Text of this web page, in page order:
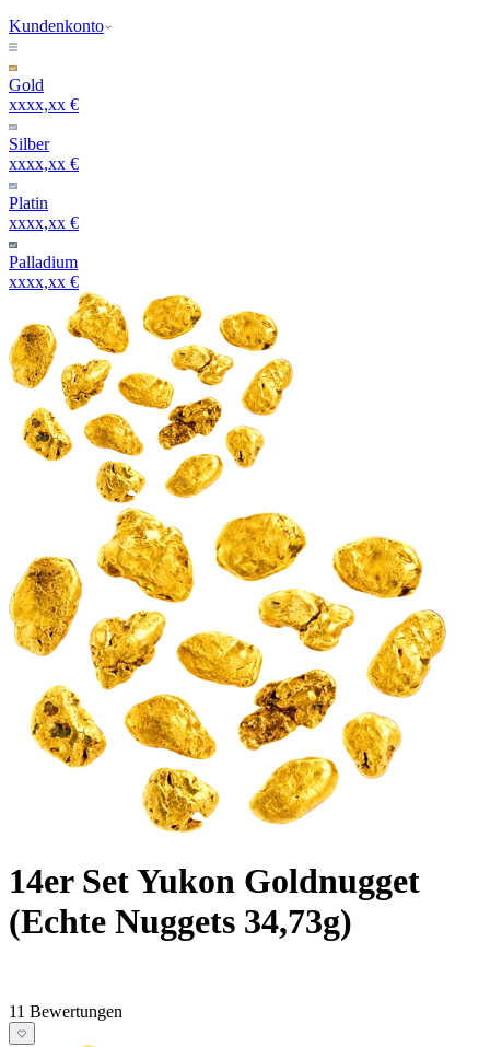
Kundenkonto
Gold
xxxx,xx €
Silber
xxxx,xx €
Platin
xxxx,xx €
Palladium
xxxx,xx €
14er Set Yukon Goldnugget
(Echte Nuggets 34,73g)
11 Bewertungen